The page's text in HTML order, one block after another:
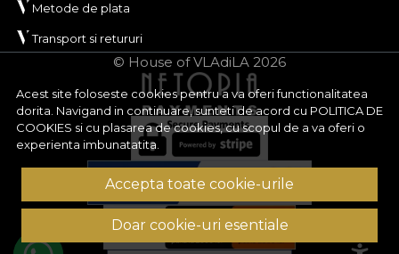
Acest site foloseste cookies pentru a va oferi functionalitatea
dorita. Navigand in continuare, sunteti de acord cu POLITICA DE
COOKIES si cu plasarea de cookies, cu scopul de a va oferi o
experienta imbunatatita.
Accepta toate cookie-urile
Doar cookie-uri esentiale
Metode de plata
Transport si retururi
© House of VLAdiLA 2026